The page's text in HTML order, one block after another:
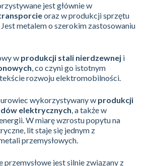
jest głównie w
oraz w produkcji sprzętu
metalem o szerokim zastosowaniu
w produkcji stali nierdzewnej i
, co czyni go istotnym
rozwoju elektromobilności.
wykorzystywany w produkcji
elektrycznych, a także w
W miarę wzrostu popytu na
lit staje się jednym z
przemysłowych.
przemysłowe jest silnie związany z